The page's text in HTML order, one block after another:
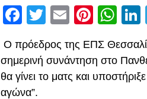
Facebook
Twitter
Email
Ο πρόεδρος της ΕΠΣ
σημερινή συνάντηση στο
θα γίνει το ματς και
αγώνα”.